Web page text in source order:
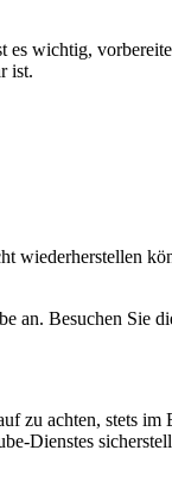
es wichtig,
ist.
an. Besuchen Sie
zu achten, stets
Dienstes